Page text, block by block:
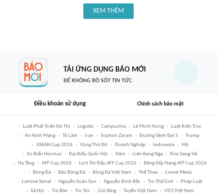
XEM THÊM
TẢI ỨNG DỤNG BÁO MỚI
ĐỂ KHÔNG BỎ SÓT TIN TỨC
Điều khoản sử dụng Chính sách bảo mật
Luật Phát Triển Đô Thị Logistic Campuchia Lê Minh Hưng
Luật Kiến Trúc
An Ninh Mạng
Tô Lâm Iran Sophon Zaram Đường Vành Đai 5
Trump
ASEAN Cup 2026
Vùng Thủ Đô Doanh Nghiệp Indonesia
Mỹ
Eo Biển Hormuz
Đại Biểu Quốc Hội Năm Liên Bang Nga
Kim Sang-Sik
Hạ Tầng
AFF Cup 2026 Lịch Thi Đấu AFF Cup 2026
Bảng Xếp Hạng AFF Cup 2026
Bóng Đá
Báo Bóng Đá Bóng Đá Việt Nam Thể Thao
Lionel Messi
Lamine Yamal
Nguyễn Xuân Son Nguyễn Đình Bắc Tin Thế Giới
Pháp Luật
Xã Hội
Tin Bão Tin Tức Giá Vàng Tuyển Việt Nam U23 Việt Nam